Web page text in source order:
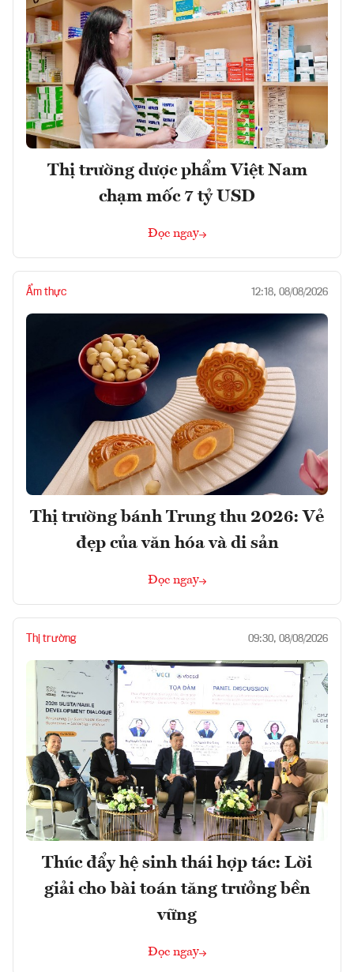
Thị trường dược phẩm Việt Nam
chạm mốc 7 tỷ USD
Đọc ngay
Ẩm thực 12:18, 08/08/2026
Thị trường bánh Trung thu 2026: Vẻ
đẹp của văn hóa và di sản
Đọc ngay
Thị trường 09:30, 08/08/2026
Thúc đẩy hệ sinh thái hợp tác: Lời
giải cho bài toán tăng trưởng bền
vững
Đọc ngay